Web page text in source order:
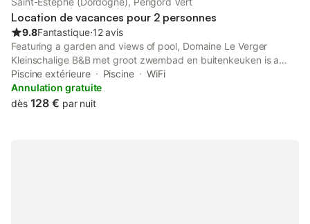
Location de vacances pour 2 personnes
9.8Fantastique⋅12 avis
Featuring a garden and views of pool, Domaine Le Verger
Kleinschalige B&B met groot zwembad en buitenkeuken is a
recently renovated bed and breakfast located in Saint-Estèphe,
23 km from Rochechouart - Nature Park.
Piscine extérieure Piscine
WiFi
Annulation gratuite
dès 128 € par nuit